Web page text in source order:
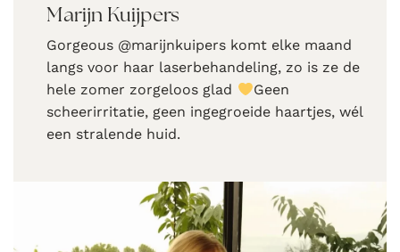
Marijn Kuijpers
Gorgeous @marijnkuipers komt elke maand
langs voor haar laserbehandeling, zo is ze de
hele zomer zorgeloos glad
Geen
scheerirritatie, geen ingegroeide haartjes, wél
een stralende huid.